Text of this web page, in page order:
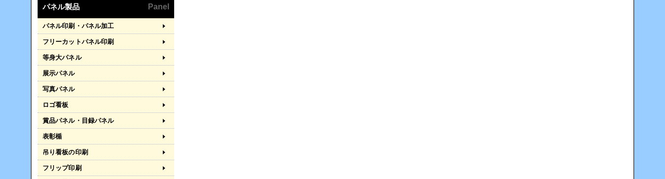
パネル製品 Panel
パネル印刷・パネル加工
フリーカットパネル印刷
等身大パネル
展示パネル
写真パネル
ロゴ看板
賞品パネル・目録パネル
表彰楯
吊り看板の印刷
フリップ印刷